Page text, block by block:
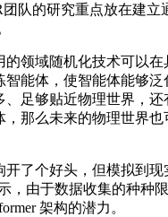
队的研究重点放在建立
域随机化技术可以在
智能体，使智能体能够
、足够贴近物理世界，
，那么未来的物理世界
了个好头，但模拟到现
，由于数据收集的种种
架构的潜力。